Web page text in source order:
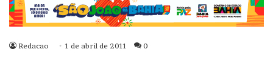
Redacao 1 de abril de 2011 0